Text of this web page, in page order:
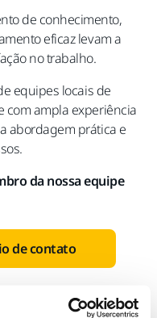
de conhecimento,
eficaz levam a
no trabalho.
equipes locais de
com ampla experiência
abordagem prática e
da nossa equipe
de contato